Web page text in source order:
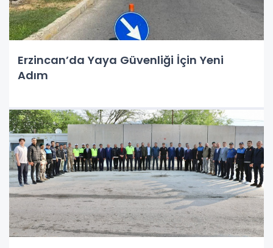
Erzincan’da Yaya Güvenliği İçin Yeni
Adım